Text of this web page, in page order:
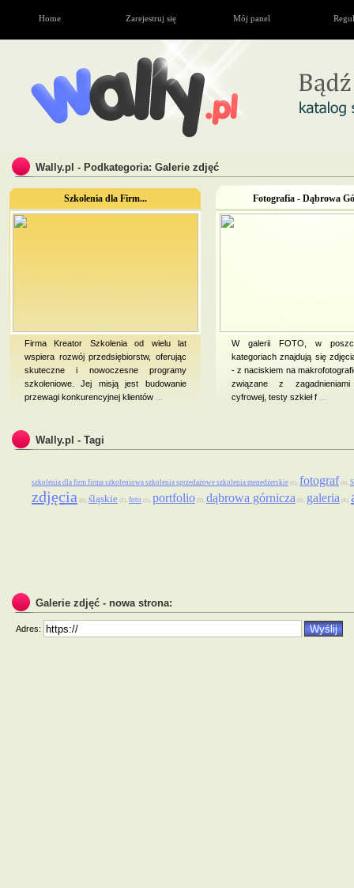
Home Zarejestruj się Mój panel
Wally.pl - Podkategoria: Galerie zdjęć
Szkolenia dla Firm...
Firma Kreator Szkolenia od wielu lat
wspiera rozwój przedsiębiorstw, oferując
skuteczne i nowoczesne programy
szkoleniowe. Jej misją jest budowanie
przewagi konkurencyjnej klientów
Fotografia - Dąbrowa
W galerii FOTO, w
kategoriach znajdują się
- z naciskiem na
związane z zagadnieniami
cyfrowej, testy szkieł f
Wally.pl - Tagi
szkolenia dla firm firma szkoleniowa szkolenia sprzedażowe szkolenia menedżerskie (1), fotograf (4),
zdjęcia (6), śląskie (2), foto (1), portfolio (3), dąbrowa górnicza (3), galeria (4),
Galerie zdjęć - nowa strona:
Adres: